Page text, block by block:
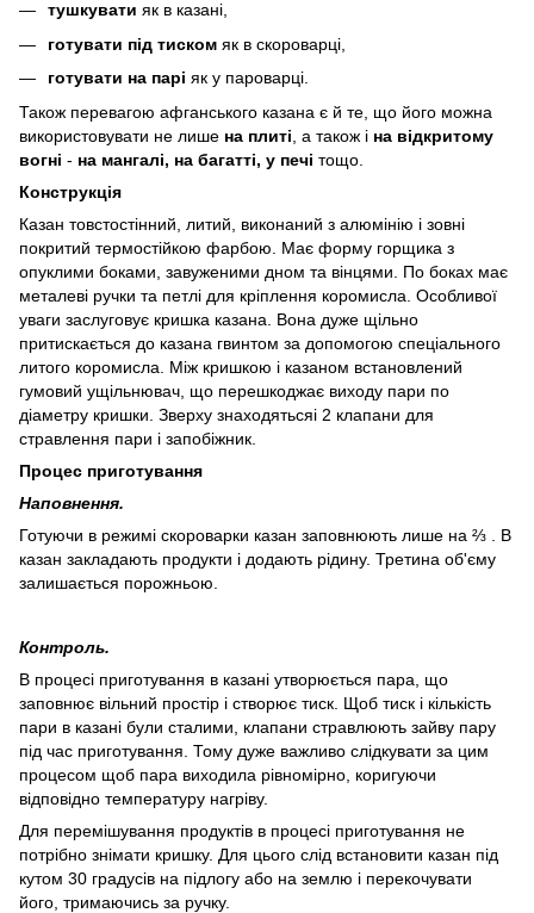
тушкувати як в казані,
готувати під тиском як в скороварці,
готувати на парі як у пароварці.
Також перевагою афганського казана є й те, що його можна
використовувати не лише на плиті , а також і на відкритому
вогні - на мангалі, на багатті, у печі тощо.
Конструкція
Казан товстостінний, литий, виконаний з алюмінію і зовні
покритий термостійкою фарбою. Має форму горщика з
опуклими боками, завуженими дном та вінцями. По боках має
металеві ручки та петлі для кріплення коромисла. Особливої
уваги заслуговує кришка казана. Вона дуже щільно
притискається до казана гвинтом за допомогою спеціального
литого коромисла. Між кришкою і казаном встановлений
гумовий ущільнювач, що перешкоджає виходу пари по
діаметру кришки. Зверху знаходятьсяі 2 клапани для
стравлення пари і запобіжник.
Процес приготування
Наповнення.
Готуючи в режимі скороварки казан заповнюють лише на ⅔ . В
казан закладають продукти і додають рідину. Третина об'єму
залишається порожньою.
Контроль.
В процесі приготування в казані утворюється пара, що
заповнює вільний простір і створює тиск. Щоб тиск і кількість
пари в казані були сталими, клапани стравлюють зайву пару
під час приготування. Тому дуже важливо слідкувати за цим
процесом щоб пара виходила рівномірно, коригуючи
відповідно температуру нагріву.
Для перемішування продуктів в процесі приготування не
потрібно знімати кришку. Для цього слід встановити казан під
кутом 30 градусів на підлогу або на землю і перекочувати
його, тримаючись за ручку.